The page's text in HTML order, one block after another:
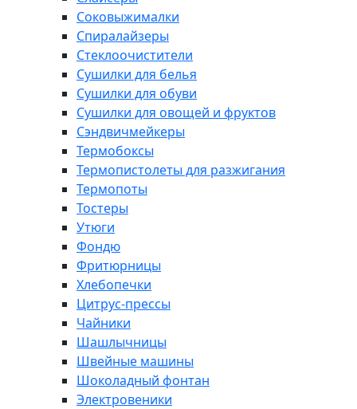
Соковыжималки
Спиралайзеры
Стеклоочистители
Сушилки для белья
Сушилки для обуви
Сушилки для овощей и фруктов
Сэндвичмейкеры
Термобоксы
Термопистолеты для разжигания
Термопоты
Тостеры
Утюги
Фондю
Фритюрницы
Хлебопечки
Цитрус-прессы
Чайники
Шашлычницы
Швейные машины
Шоколадный фонтан
Электровеники